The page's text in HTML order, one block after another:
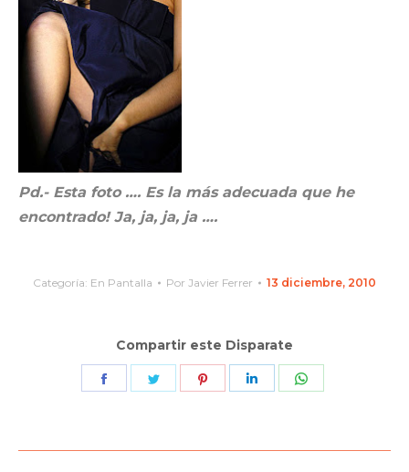
Pd.- Esta foto …. Es la más adecuada que he
encontrado! Ja, ja, ja, ja ….
Categoría: En Pantalla Por Javier Ferrer 13 diciembre, 2010
Compartir este Disparate
Share
Share
Share
Share